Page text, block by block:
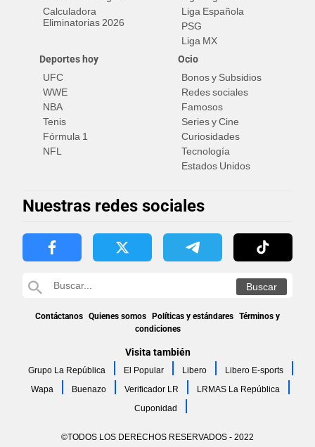
Calculadora
Eliminatorias 2026
Liga Española
PSG
Liga MX
Deportes hoy
UFC
WWE
NBA
Tenis
Fórmula 1
NFL
Ocio
Bonos y Subsidios
Redes sociales
Famosos
Series y Cine
Curiosidades
Tecnología
Estados Unidos
Nuestras redes sociales
Contáctanos Quienes somos Políticas y estándares Términos y
condiciones
Visita también
Grupo La República El Popular Libero
Libero E-sports
Wapa
Buenazo Verificador LR
LRMAS La República
Cuponidad
©TODOS LOS DERECHOS RESERVADOS - 2022